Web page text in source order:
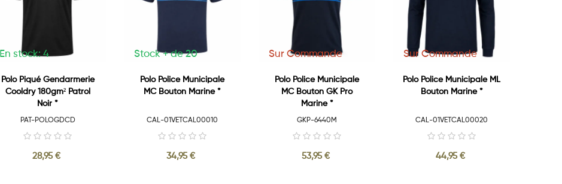
En stock: 4
Polo Piqué Gendarmerie
Cooldry 180gm² Patrol
Noir *
PAT-POLOGDCD
28,95 €
Stock + de 20
Polo Police Municipale
MC Bouton Marine *
CAL-01VETCAL00010
34,95 €
Sur Commande
Polo Police Municipale
MC Bouton GK Pro
Marine *
GKP-6440M
53,95 €
Sur Commande
Polo Police Municipale ML
Bouton Marine *
CAL-01VETCAL00020
44,95 €